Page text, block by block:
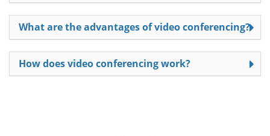
What are the advantages of video conferencing?
How does video conferencing work?